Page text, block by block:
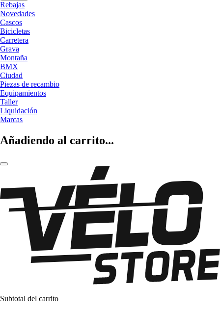
Rebajas
Novedades
Cascos
Bicicletas
Carretera
Grava
Montaña
BMX
Ciudad
Piezas de recambio
Equipamientos
Taller
Liquidación
Marcas
Añadiendo al carrito...
Subtotal del carrito